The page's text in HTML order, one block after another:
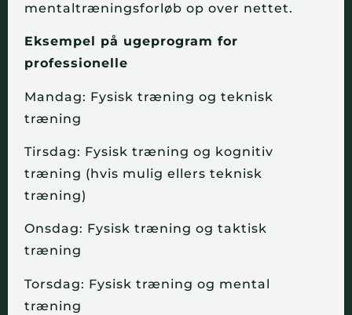
mentaltræningsforløb op over nettet.
Eksempel på ugeprogram for
professionelle
Mandag: Fysisk træning og teknisk
træning
Tirsdag: Fysisk træning og kognitiv
træning (hvis mulig ellers teknisk
træning)
Onsdag: Fysisk træning og taktisk
træning
Torsdag: Fysisk træning og mental
træning